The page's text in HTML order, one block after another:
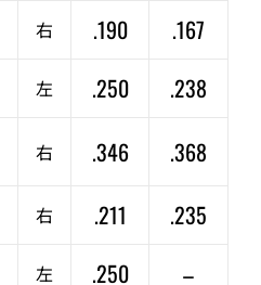
右 .190
.167
左 .250
.238
右 .346
.368
右 .211
.235
左 .250
–